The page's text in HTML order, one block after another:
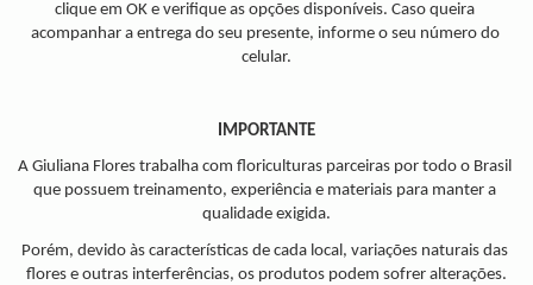
clique em OK e verifique as opções disponíveis. Caso queira
acompanhar a entrega do seu presente, informe o seu número do
celular.
IMPORTANTE
A Giuliana Flores trabalha com floriculturas parceiras por todo o Brasil
que possuem treinamento, experiência e materiais para manter a
qualidade exigida.
Porém, devido às características de cada local, variações naturais das
flores e outras interferências, os produtos podem sofrer alterações.